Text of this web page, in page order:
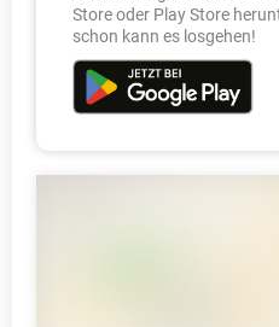
Store oder Play Store
schon kann es losgehen!